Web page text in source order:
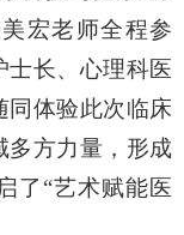
宏老师全程参
士长、心理科医
同体验此次临床
多方力量，形成
了“艺术赋能医